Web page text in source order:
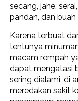
secang, jahe,
pandan, dan buah
Karena terbuat
tentunya
macam rempah
dapat mengatasi
sering dialami, di
meredakan sakit